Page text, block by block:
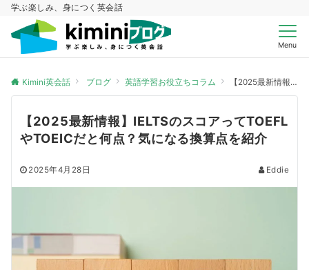
学ぶ楽しみ、身につく英会話
Menu
Kimini英会話 ブログ 英語学習お役立ちコラム 【2025最新情報】IELTSのスコアってTOEFLやTOEICだと何点？気になる換算点を紹介
【2025最新情報】IELTSのスコアってTOEFL
やTOEICだと何点？気になる換算点を紹介
2025年4月28日 Eddie